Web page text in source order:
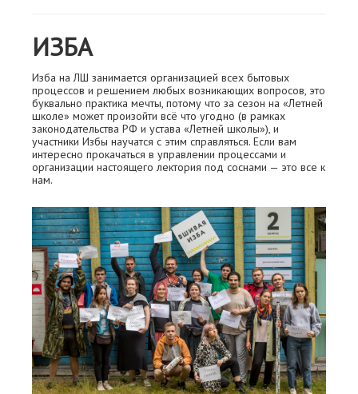
ИЗБА
Изба на ЛШ занимается организацией всех бытовых
процессов и решением любых возникающих вопросов, это
буквально практика мечты, потому что за сезон на «Летней
школе» может произойти всё что угодно (в рамках
законодательства РФ и устава «Летней школы»), и
участники Избы научатся с этим справляться. Если вам
интересно прокачаться в управлении процессами и
организации настоящего лектория под соснами — это все к
нам.